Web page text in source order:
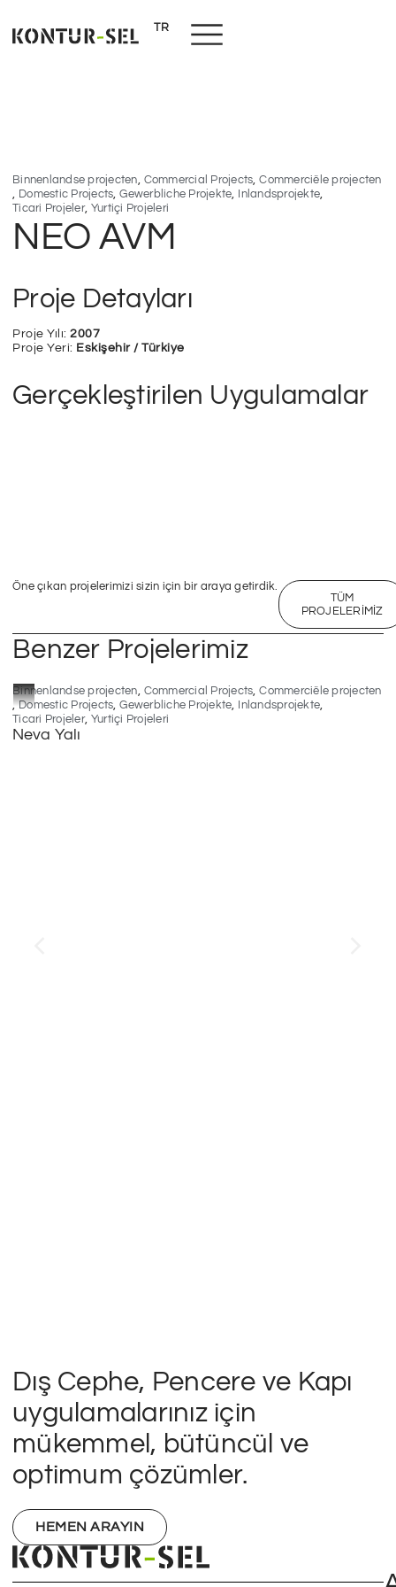
TR
NL
Binnenlandse projecten, Commercial Projects, Commerciële projecten
, Domestic Projects, Gewerbliche Projekte, Inlandsprojekte,
Ticari Projeler, Yurtiçi Projeleri
NEO AVM
Proje Detayları
Proje Yılı: 2007
Proje Yeri: Eskişehir / Türkiye
Gerçekleştirilen Uygulamalar
Öne çıkan projelerimizi sizin için bir araya getirdik.
TÜM
PROJELERIMIZ
Benzer Projelerimiz
Binnenlandse projecten, Commercial Projects, Commerciële projecten
, Domestic Projects, Gewerbliche Projekte, Inlandsprojekte,
Ticari Projeler, Yurtiçi Projeleri
Neva Yalı
Dış Cephe, Pencere ve Kapı
uygulamalarınız için
mükemmel, bütüncül ve
optimum çözümler.
HEMEN ARAYIN